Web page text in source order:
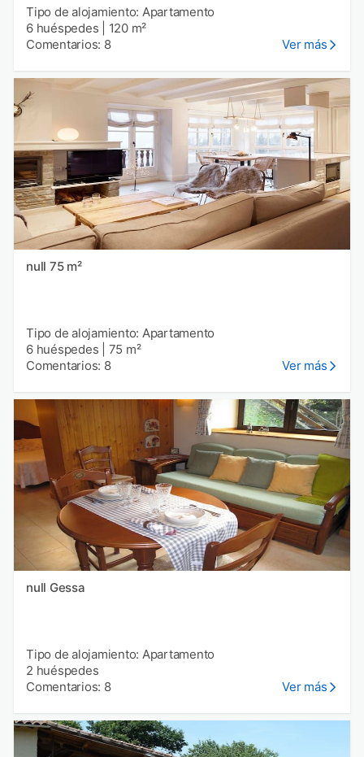
Tipo de alojamiento: Apartamento
6 huéspedes
120 m²
Comentarios: 8
Ver más
null 75 m²
Tipo de alojamiento: Apartamento
6 huéspedes
75 m²
Comentarios: 8
Ver más
null Gessa
Tipo de alojamiento: Apartamento
2 huéspedes
Comentarios: 8
Ver más